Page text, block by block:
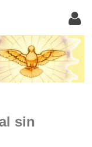
sin